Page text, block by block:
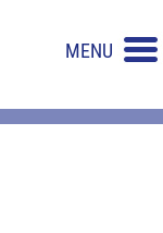
MENU